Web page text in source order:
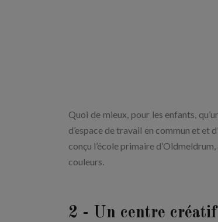
Quoi de mieux, pour les enfants,
d’espace de travail en commun et et
conçu l’école primaire
couleurs.
2 - Un centre